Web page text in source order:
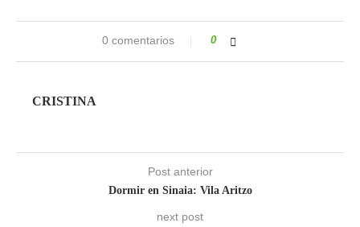
0 comentarios 0
CRISTINA
Post anterior
Dormir en Sinaia: Vila Aritzo
next post